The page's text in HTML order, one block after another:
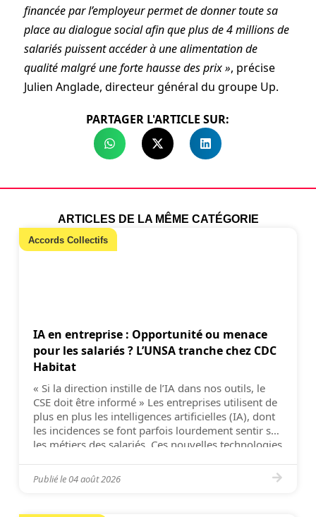
financée par l’employeur permet de donner toute sa
place au dialogue social afin que plus de 4 millions de
salariés puissent accéder à une alimentation de
qualité malgré une forte hausse des prix », précise
Julien Anglade, directeur général du groupe Up.
PARTAGER L'ARTICLE SUR:
ARTICLES DE LA MÊME CATÉGORIE
Accords Collectifs
IA en entreprise : Opportunité ou menace
pour les salariés ? L’UNSA tranche chez CDC
Habitat
« Si la direction instille de l’IA dans nos outils, le
CSE doit être informé » Les entreprises utilisent de
plus en plus les intelligences artificielles (IA), dont
les incidences se font parfois lourdement sentir sur
les métiers des salariés. Ces nouvelles technologies
consultation du CSE, mais les directions arguent
[…]
Publié le04 août 2026